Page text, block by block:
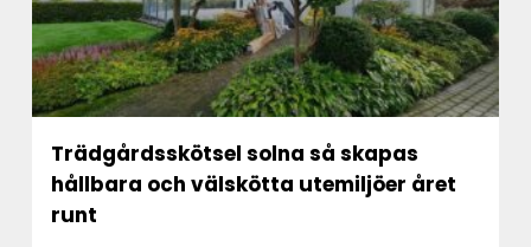
Trädgårdsskötsel solna så skapas
hållbara och välskötta utemiljöer året
runt